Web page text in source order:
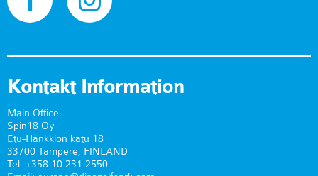
Kontakt Information
Main Office
Spin18 Oy
Etu-Hankkion katu 18
33700 Tampere, FINLAND
Tel. +358 10 231 2550